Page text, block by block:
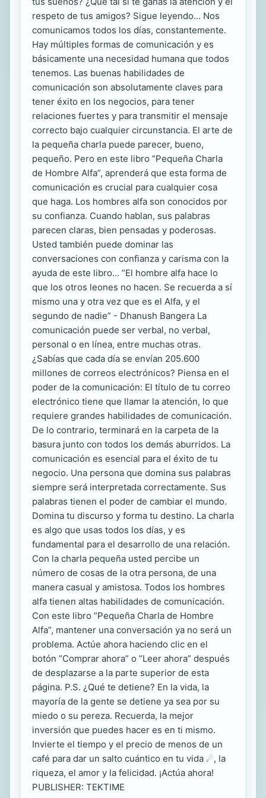
respeto de tus amigos? Sigue leyendo... Nos
comunicamos todos los días, constantemente.
Hay múltiples formas de comunicación y es
básicamente una necesidad humana que todos
tenemos. Las buenas habilidades de
comunicación son absolutamente claves para
tener éxito en los negocios, para tener
relaciones fuertes y para transmitir el mensaje
correcto bajo cualquier circunstancia. El arte de
la pequeña charla puede parecer, bueno,
pequeño. Pero en este libro ”Pequeña Charla
de Hombre Alfa”, aprenderá que esta forma de
comunicación es crucial para cualquier cosa
que haga. Los hombres alfa son conocidos por
su confianza. Cuando hablan, sus palabras
parecen claras, bien pensadas y poderosas.
Usted también puede dominar las
conversaciones con confianza y carisma con la
ayuda de este libro... ”El hombre alfa hace lo
que los otros leones no hacen. Se recuerda a sí
mismo una y otra vez que es el Alfa, y el
segundo de nadie” - Dhanush Bangera La
comunicación puede ser verbal, no verbal,
personal o en línea, entre muchas otras.
¿Sabías que cada día se envían 205.600
millones de correos electrónicos? Piensa en el
poder de la comunicación: El título de tu correo
electrónico tiene que llamar la atención, lo que
requiere grandes habilidades de comunicación.
De lo contrario, terminará en la carpeta de la
basura junto con todos los demás aburridos. La
comunicación es esencial para el éxito de tu
negocio. Una persona que domina sus palabras
siempre será interpretada correctamente. Sus
palabras tienen el poder de cambiar el mundo.
Domina tu discurso y forma tu destino. La charla
es algo que usas todos los días, y es
fundamental para el desarrollo de una relación.
Con la charla pequeña usted percibe un
número de cosas de la otra persona, de una
manera casual y amistosa. Todos los hombres
alfa tienen altas habilidades de comunicación.
Con este libro ”Pequeña Charla de Hombre
Alfa”, mantener una conversación ya no será un
problema. Actúe ahora haciendo clic en el
botón ”Comprar ahora” o ”Leer ahora” después
de desplazarse a la parte superior de esta
página. P.S. ¿Qué te detiene? En la vida, la
mayoría de la gente se detiene ya sea por su
miedo o su pereza. Recuerda, la mejor
inversión que puedes hacer es en ti mismo.
Invierte el tiempo y el precio de menos de un
café para dar un salto cuántico en tu vida ☄, la
riqueza, el amor y la felicidad. ¡Actúa ahora!
PUBLISHER: TEKTIME